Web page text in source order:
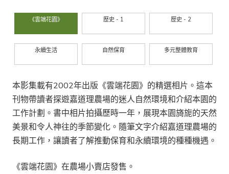
《雲端花園》 歷史 - 1 歷史 - 2
永續生活 自然保育 多元整體教育
本影集載有2002年出版《雲端花園》的精選相片。這本
刊物帶讀者探遊嘉道理農場的迷人自然環境和介紹本園的
工作計劃。書中相片拍攝歷時一年，展現本園旖旎的天然
美景和令人神往的季節變化。隨筆文字介紹嘉道理農場的
長期工作，讓讀者了解推動保育和永續環境的種種機遇。
《雲端花園》在農場小賣店發售。